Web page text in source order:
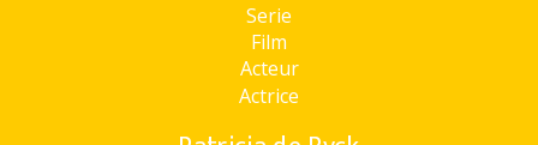
Serie
Film
Acteur
Actrice